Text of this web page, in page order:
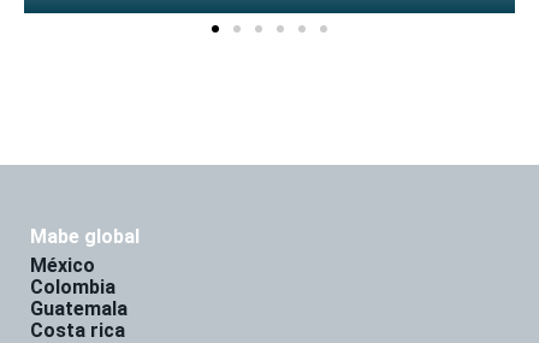
mabe global
méxico
colombia
guatemala
costa rica